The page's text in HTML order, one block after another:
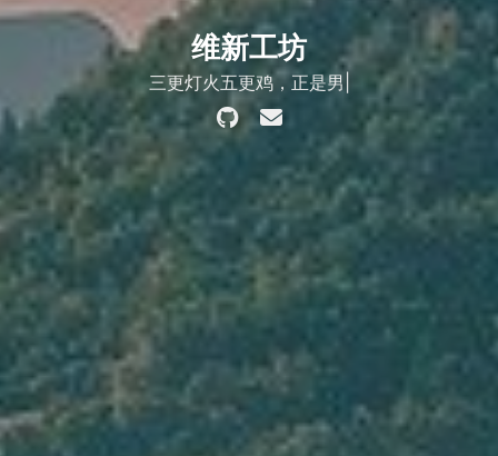
维新工坊
三更灯火五更鸡，正是男儿读书时。|